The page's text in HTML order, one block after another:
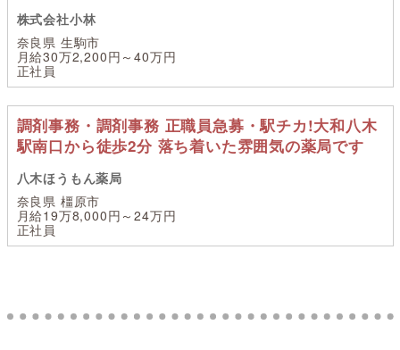
株式会社小林
奈良県 生駒市
月給30万2,200円～40万円
正社員
調剤事務・調剤事務 正職員急募・駅チカ!大和八木
駅南口から徒歩2分 落ち着いた雰囲気の薬局です
八木ほうもん薬局
奈良県 橿原市
月給19万8,000円～24万円
正社員